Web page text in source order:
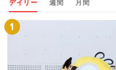
デイリー 週間 月間